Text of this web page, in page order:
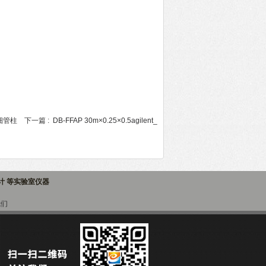
管柱 下一篇 : DB-FFAP 30m×0.25×0.5agilent_
等实验室仪器